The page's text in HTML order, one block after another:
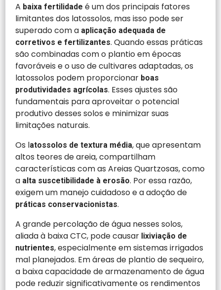
A baixa fertilidade é um dos principais fatores
limitantes dos latossolos, mas isso pode ser
superado com a aplicação adequada de
corretivos e fertilizantes. Quando essas práticas
são combinadas com o plantio em épocas
favoráveis e o uso de cultivares adaptadas, os
latossolos podem proporcionar boas
produtividades agrícolas. Esses ajustes são
fundamentais para aproveitar o potencial
produtivo desses solos e minimizar suas
limitações naturais.
Os latossolos de textura média, que apresentam
altos teores de areia, compartilham
características com as Areias Quartzosas, como
a alta suscetibilidade à erosão. Por essa razão,
exigem um manejo cuidadoso e a adoção de
práticas conservacionistas.
A grande percolação de água nesses solos,
aliada à baixa CTC, pode causar lixiviação de
nutrientes, especialmente em sistemas irrigados
mal planejados. Em áreas de plantio de sequeiro,
a baixa capacidade de armazenamento de água
pode reduzir significativamente os rendimentos